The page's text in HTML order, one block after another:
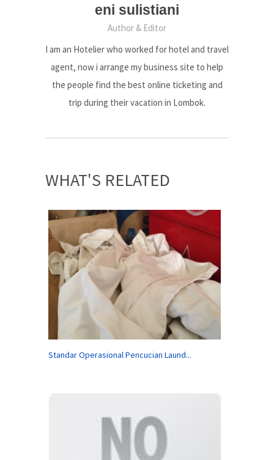
eni sulistiani
Author & Editor
I am an Hotelier who worked for hotel and travel
agent, now i arrange my business site to help
the people find the best online ticketing and
trip during their vacation in Lombok.
WHAT'S RELATED
Standar Operasional Pencucian Laund...